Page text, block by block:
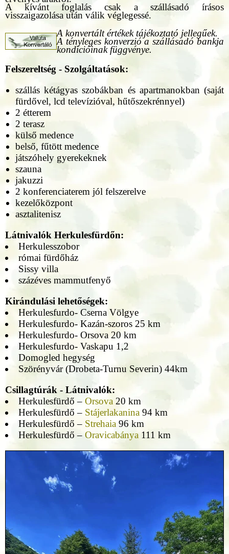
A kívánt foglalás csak a szállásadó írásos
visszaigazolása után válik véglegessé.
A konvertált értékek tájékoztató jellegűek.
A tényleges konverzió a szállásadó bankja
kondícióinak függvénye.
Felszereltség - Szolgáltatások:
szállás kétágyas szobákban és apartmanokban (saját
fürdővel, lcd televízióval, hűtőszekrénnyel)
2 étterem
2 terasz
külső medence
belső, fűtött medence
játszóhely gyerekeknek
szauna
jakuzzi
2 konferenciaterem jól felszerelve
kezelőközpont
asztalitenisz
Látnivalók Herkulesfürdőn:
Herkulesszobor
római fürdőház
Sissy villa
százéves mammutfenyő
Kirándulási lehetőségek:
Herkulesfurdo- Cserna Völgye
Herkulesfurdo- Kazán-szoros 25 km
Herkulesfurdo- Orsova 20 km
Herkulesfurdo- Vaskapu 1,2
Domogled hegység
Szörényvár (Drobeta-Turnu Severin) 44km
Csillagtúrák - Látnivalók:
Herkulesfürdő – Orsova20 km
Herkulesfürdő – Stájerlakanina94 km
Herkulesfürdő – Strehaia96 km
Herkulesfürdő – Oravicabánya111 km